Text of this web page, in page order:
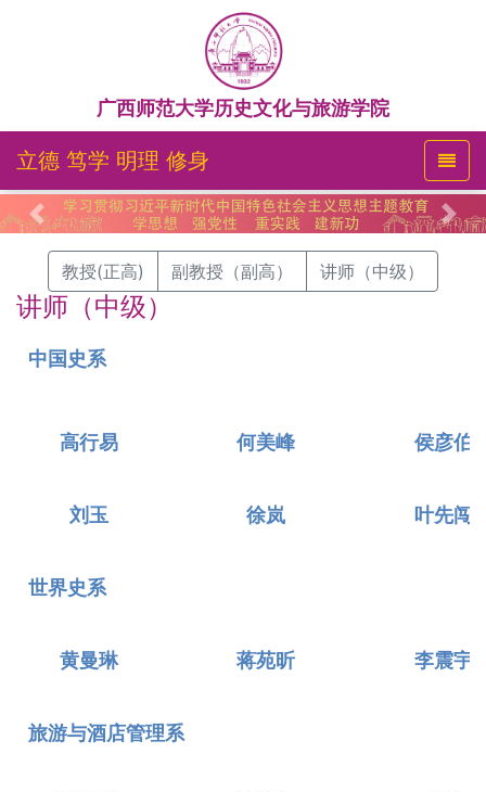
广西师范大学历史文化与旅游学院
立德 笃学 明理 修身
Previous Next
教授(正高) 副教授（副高） 讲师（中级）
讲师（中级）
中国史系
高行易 何美峰 侯彦伯
刘玉 徐岚 叶先闯
世界史系
黄曼琳 蒋苑昕 李震宇
旅游与酒店管理系